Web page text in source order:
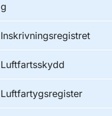
g
Inskrivningsregistret
Luftfartsskydd
Luftfartygsregister